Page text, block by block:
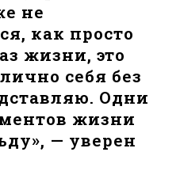
не
как просто
жизни, это
себя без
Одни
жизни
— уверен